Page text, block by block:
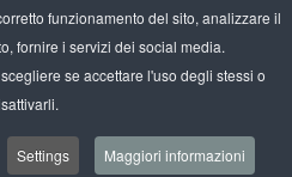
funzionamento del sito, analizzare il
fornire i servizi dei social media.
se accettare l'uso degli stessi o
Settings Maggiori informazioni